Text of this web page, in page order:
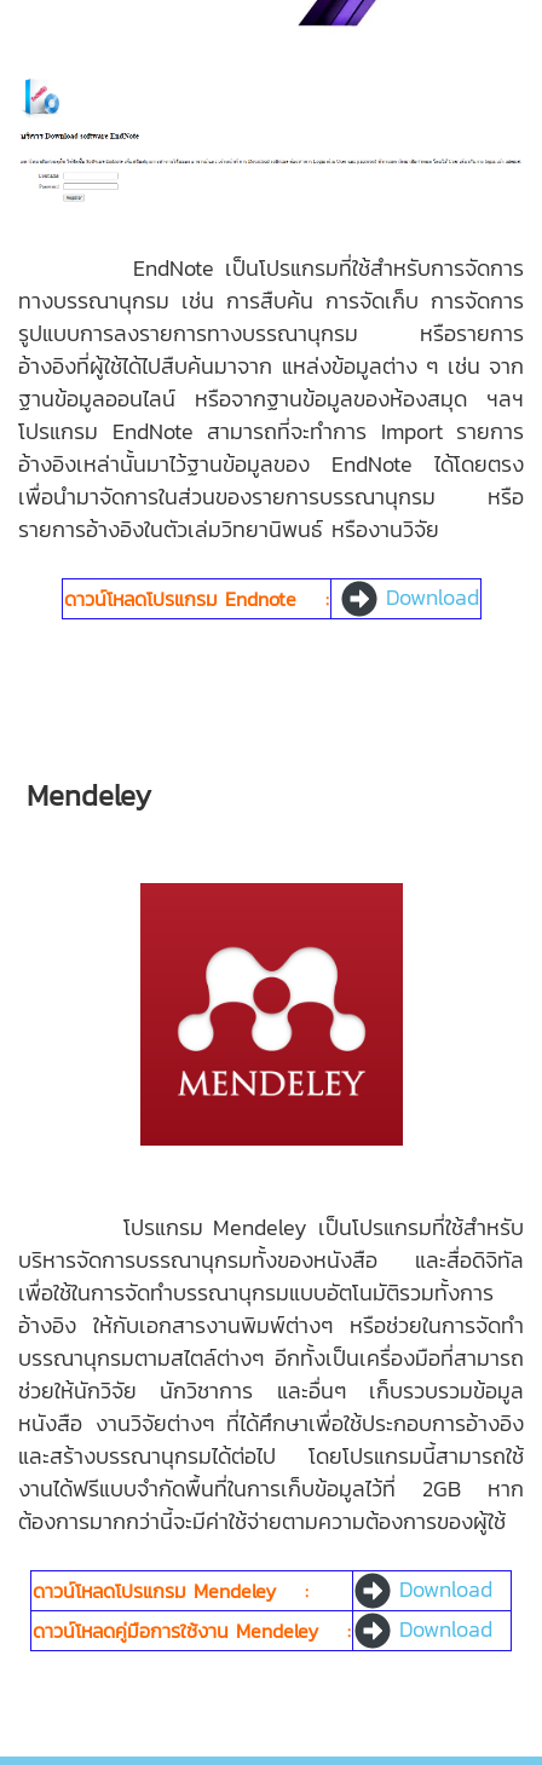
EndNote เป็นโปรแกรมที่ใช้สำหรับการจัดการ
ทางบรรณานุกรม เช่น การสืบค้น การจัดเก็บ การจัดการ
รูปแบบการลงรายการทางบรรณานุกรม หรือรายการ
อ้างอิงที่ผู้ใช้ได้ไปสืบค้นมาจาก แหล่งข้อมูลต่าง ๆ เช่น จาก
ฐานข้อมูลออนไลน์ หรือจากฐานข้อมูลของห้องสมุด ฯลฯ
โปรแกรม EndNote สามารถที่จะทำการ Import รายการ
อ้างอิงเหล่านั้นมาไว้ฐานข้อมูลของ EndNote ได้โดยตรง
เพื่อนำมาจัดการในส่วนของรายการบรรณานุกรม หรือ
รายการอ้างอิงในตัวเล่มวิทยานิพนธ์ หรืองานวิจัย
ดาวน์โหลดโปรแกรม Endnote : Download
Mendeley
โปรแกรม Mendeley เป็นโปรแกรมที่ใช้สำหรับ
บริหารจัดการบรรณานุกรมทั้งของหนังสือ และสื่อดิจิทัล
เพื่อใช้ในการจัดทําบรรณานุกรมแบบอัตโนมัติรวมทั้งการ
อ้างอิง ให้กับเอกสารงานพิมพ์ต่างๆ หรือช่วยในการจัดทํา
บรรณานุกรมตามสไตล์ต่างๆ อีกทั้งเป็นเครื่องมือที่สามารถ
ช่วยให้นักวิจัย นักวิชาการ และอื่นๆ เก็บรวบรวมข้อมูล
หนังสือ งานวิจัยต่างๆ ที่ได้ศึกษาเพื่อใช้ประกอบการอ้างอิง
และสร้างบรรณานุกรมได้ต่อไป โดยโปรแกรมนี้สามารถใช้
งานได้ฟรีแบบจำกัดพื้นที่ในการเก็บข้อมูลไว้ที่ 2GB หาก
ต้องการมากกว่านี้จะมีค่าใช้จ่ายตามความต้องการของผู้ใช้
ดาวน์โหลดโปรแกรม Mendeley : Download
ดาวน์โหลดคู่มือการใช้งาน Mendeley : Download